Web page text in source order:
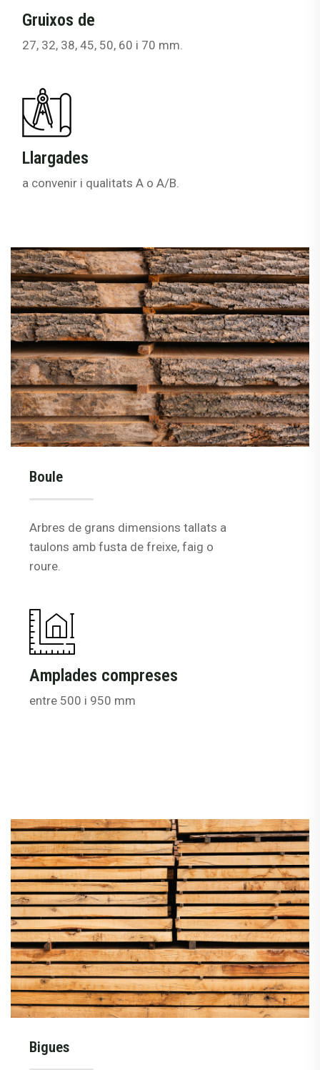
Gruixos de
27, 32, 38, 45, 50, 60 i 70 mm.
Llargades
a convenir i qualitats A o A/B.
Boule
Arbres de grans dimensions tallats a
taulons amb fusta de freixe, faig o
roure.
Amplades compreses
entre 500 i 950 mm
Bigues